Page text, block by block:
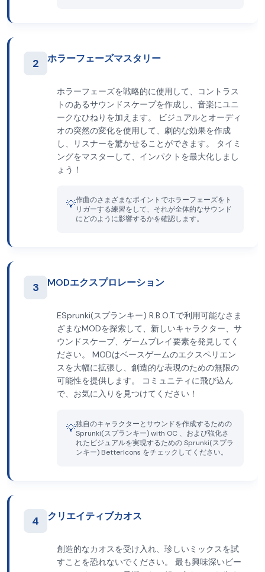
2 ホラーフェーズマスタリー
ホラーフェーズを戦略的に使用して、コントラス
トのあるサウンドスケープを作成し、音楽にユニ
ークなひねりを加えます。 ビジュアルとオーディ
オの突然の変化を使用して、劇的な効果を作成
し、リスナーを驚かせることができます。 タイミ
ングをマスターして、インパクトを最大化しまし
ょう！
💡作曲のさまざまなポイントでホラーフェーズをト
リガーする練習をして、それが全体的なサウンド
にどのように影響するかを確認します。
3 MODエクスプロレーション
ESprunki(スプランキー) R.B.O.T.で利用可能なさま
ざまなMODを探索して、新しいキャラクター、サ
ウンドスケープ、ゲームプレイ要素を発見してく
ださい。 MODはベースゲームのエクスペリエン
スを大幅に拡張し、創造的な表現のための無限の
可能性を提供します。 コミュニティに飛び込ん
で、お気に入りを見つけてください！
💡独自のキャラクターとサウンドを作成するための
Sprunki(スプランキー) with OC 、および強化さ
れたビジュアルを実現するための Sprunki(スプラ
ンキー) BetterIcons をチェックしてください。
4 クリエイティブカオス
創造的なカオスを受け入れ、珍しいミックスを試
すことを恐れないでください。 最も興味深いビー